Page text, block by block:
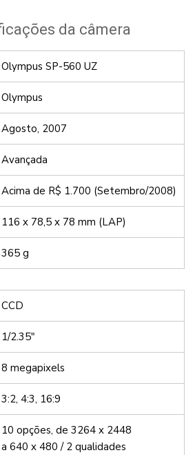
da câmera
Olympus SP-560 UZ
Olympus
Agosto, 2007
Avançada
Acima de R$ 1.700 (Setembro/2008)
116 x 78,5 x 78 mm (LAP)
365 g
CCD
1/2.35"
8 megapixels
3:2, 4:3, 16:9
10 opções, de 3264 x 2448
a 640 x 480 / 2 qualidades